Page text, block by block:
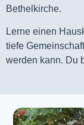
Bethelkirche.
Lerne einen
tiefe
werden kann. Du